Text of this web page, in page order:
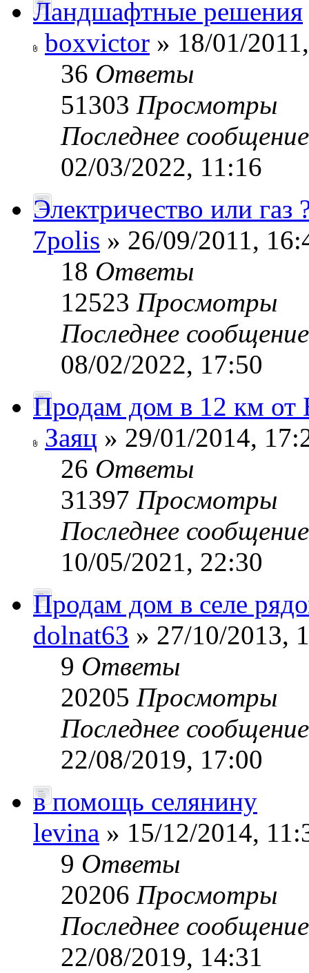
Ландшафтные решения
boxvictor » 18/01/
36 Ответы
51303 Просмотры
Последнее
02/03/2022, 11:16
Электричество или газ
7polis » 26/09/2011,
18 Ответы
12523 Просмотры
Последнее
08/02/2022, 17:50
Продам дом в 12 км от
Заяц » 29/01/2014,
26 Ответы
31397 Просмотры
Последнее
10/05/2021, 22:30
Продам дом в селе
dolnat63 » 27/10/2013,
9 Ответы
20205 Просмотры
Последнее
22/08/2019, 17:00
в помощь селянину
levina » 15/12/2014,
9 Ответы
20206 Просмотры
Последнее
22/08/2019, 14:31